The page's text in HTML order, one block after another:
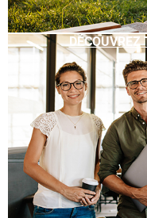
DÉCOUVREZ